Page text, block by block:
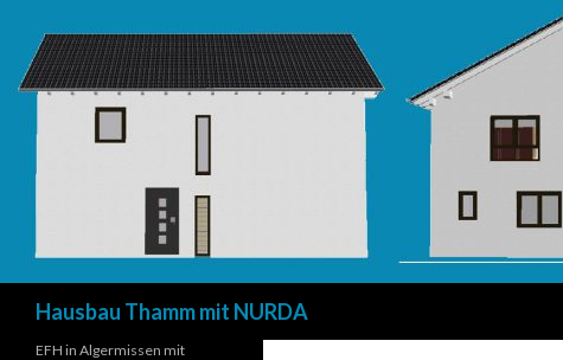
Hausbau Thamm mit NURDA
EFH in Algermissen mit